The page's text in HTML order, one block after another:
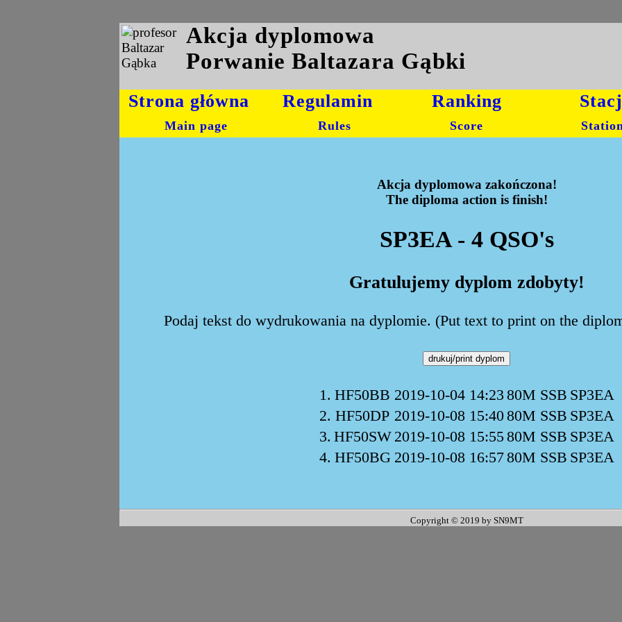
Akcja dyplomowa
Porwanie Baltazara Gąbki
Strona główna
Main page
Regulamin
Rules
Ranking
Score
Akcja dyplomowa zakończona!
The diploma action is finish!
SP3EA - 4 QSO's
Gratulujemy dyplom zdobyty!
Podaj tekst do wydrukowania na dyplomie. (Put text to print on the
1. HF50BB 2019-10-04 14:23 80M SSB SP3EA
2. HF50DP 2019-10-08 15:4080M SSB SP3EA
3. HF50SW 2019-10-08 15:5580M SSB SP3EA
4. HF50BG 2019-10-08 16:5780M SSB SP3EA
Copyright © 2019 by SN9MT